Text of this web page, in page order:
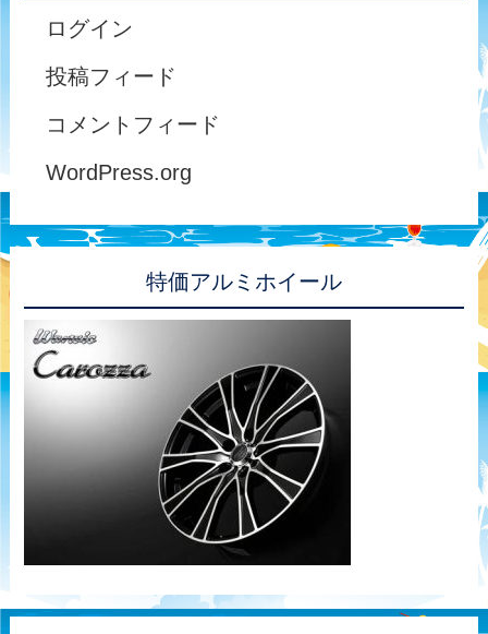
ログイン
投稿フィード
コメントフィード
WordPress.org
特価アルミホイール